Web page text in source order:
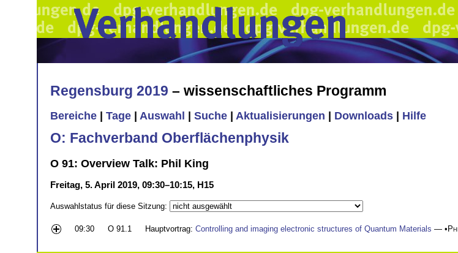
Regensburg 2019 – wissenschaftliches Programm
Bereiche Tage Auswahl Suche Aktualisierungen Downloads Hilfe
O: Fachverband Oberflächenphysik
O 91: Overview Talk: Phil King
Freitag, 5. April 2019, 09:30–10:15, H15
Auswahlstatus für diese Sitzung:
09:30 O 91.1 Hauptvortrag: Controlling and imaging electronic structures of Quantum Materials — •